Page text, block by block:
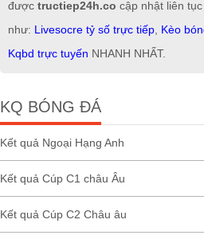
được tructiep24h.co cập nhật liên
như: Livesocre tỷ số trực tiếp Kèo
Kqbd trực tuyến NHANH NHẤT.
KQ BÓNG ĐÁ
Kết quả Ngoại Hạng Anh
Kết quả Cúp C1 châu Âu
Kết quả Cúp C2 Châu âu